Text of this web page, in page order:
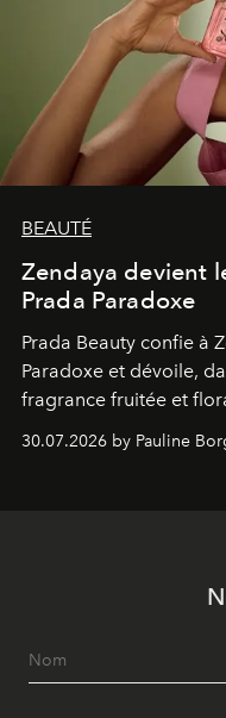
BEAUTÉ
Zendaya devient
Prada Paradoxe
Prada Beauty confie à
Paradoxe et dévoile,
fragrance fruitée et
30.07.2026 by Pauline